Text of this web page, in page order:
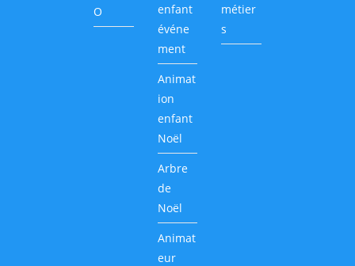
O
enfant
événe
ment
Animat
ion
enfant
Noël
Arbre
de
Noël
Animat
eur
métier
s